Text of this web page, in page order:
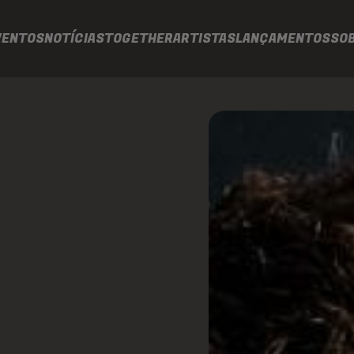
NOTÍCIASTOGETHERARTISTASLANÇAMENTOS